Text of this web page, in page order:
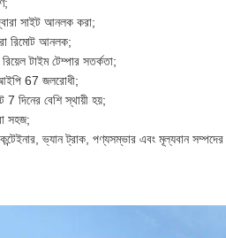
সাইট আনলক করা;
রিমোট আনলক;
টাইম টেম্পার সতর্কতা;
67 জলরোধী;
7 দিনের বেশি স্থায়ী হয়;
সহজ;
ভ্যান ট্রাক, পণ্যসম্ভার এবং মূল্যবান সম্পদের